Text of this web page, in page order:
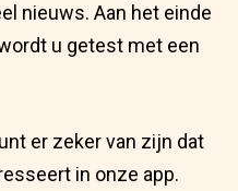
nieuws. Aan het einde
u getest met een
er zeker van zijn dat
in onze app.